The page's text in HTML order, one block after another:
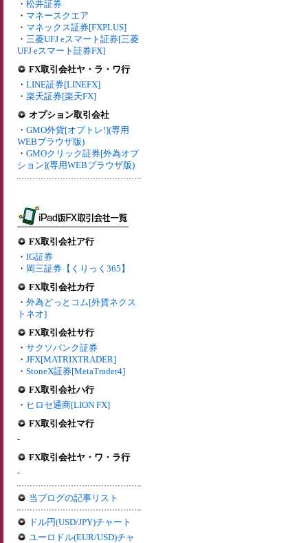
・ 松井証券
・ マネースクエア
・ マネックス証券[FXPLUS]
・ 三菱UFJ eスマート証券[三菱
UFJ eスマート証券FX]
FX取引会社ヤ・ラ・ワ行
・ LINE証券[LINEFX]
・ 楽天証券[楽天FX]
オプション取引会社
・ GMO外貨[オプトレ!](専用
WEBブラウザ版)
・ GMOクリック証券[外為オプ
ション](専用WEBブラウザ版)
FX取引会社ア行
・ IG証券
・ 岡三証券【くりっく365】
FX取引会社カ行
・ 外為どっとコム[外貨ネクス
トネオ]
FX取引会社サ行
・ サクソバンク証券
・ JFX[MATRIXTRADER]
・ StoneX証券[MetaTrader4]
FX取引会社ハ行
・ ヒロセ通商[LION FX]
FX取引会社マ行
-
FX取引会社ヤ・ワ・ラ行
-
当ブログの記事リスト
ドル円(USD/JPY)チャート
ユーロドル(EUR/USD)チャ